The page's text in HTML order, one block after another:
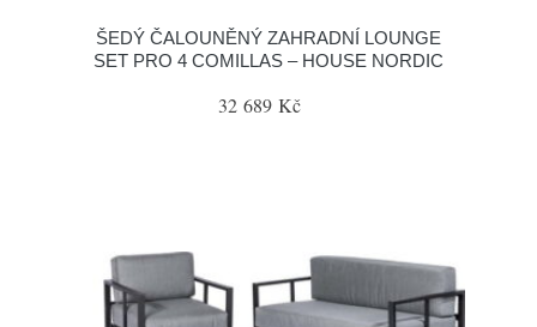
ŠEDÝ ČALOUNĚNÝ ZAHRADNÍ LOUNGE
SET PRO 4 COMILLAS – HOUSE NORDIC
32 689 Kč